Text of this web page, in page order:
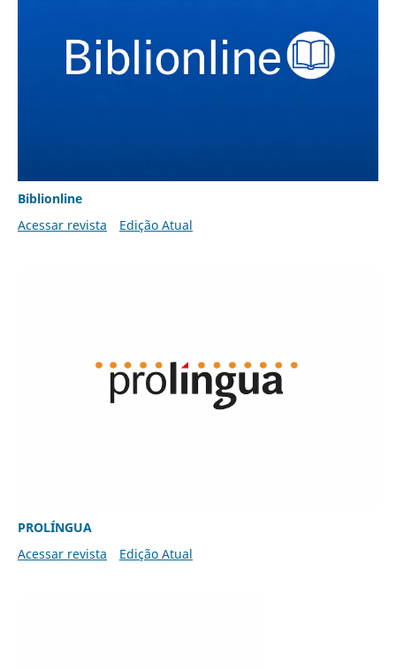
Biblionline
Acessar revista
Edição Atual
PROLÍNGUA
Acessar revista
Edição Atual